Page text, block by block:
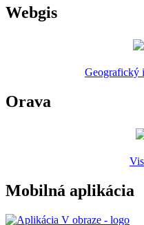
Webgis
Geografický
Orava
Mobilná aplikácia